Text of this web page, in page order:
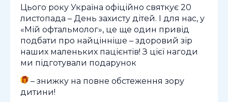
Цього року Україна офіційно святкує 20
листопада – День захисту дітей. І для нас, у
«Мій офтальмолог», це ще один привід
подбати про найцінніше – здоровий зір
наших маленьких пацієнтів! З цієї нагоди
ми підготували подарунок
– знижку на повне обстеження зору
дитини!